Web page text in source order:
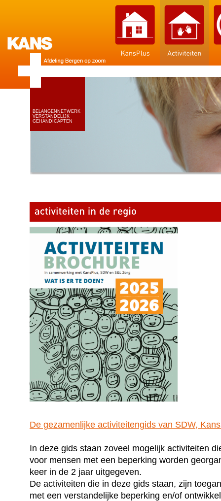
BELANGENNETWERK
VERSTANDELIJK
GEHANDICAPTEN
De gezamenlijke activiteitengids van SDW,
In deze gids staan zoveel mogelijk activiteiten
voor mensen met een beperking worden
keer in de 2 jaar uitgegeven.
De activiteiten die in deze gids staan, zijn
met een verstandelijke beperking en/of